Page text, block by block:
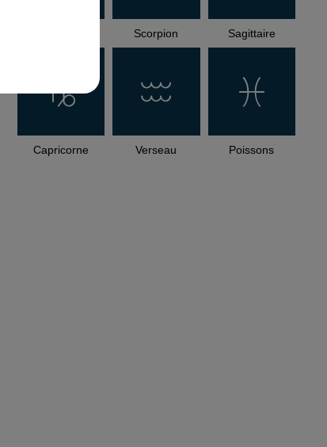
Scorpion Sagittaire
Capricorne Verseau Poissons